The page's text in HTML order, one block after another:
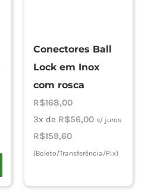
Conectores Ball
Lock em Inox
com rosca
R$168,00
3x de R$56,00 s/ juros
R$159,60
(Boleto/Transferência/Pix)